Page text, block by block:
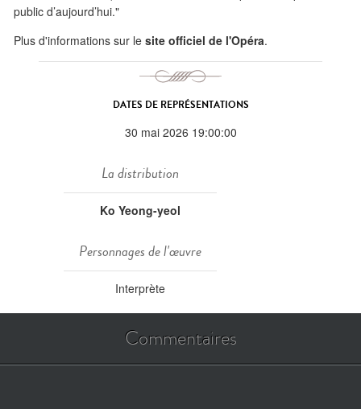
public d’aujourd’hui."
Plus d'informations sur le site officiel de l'Opéra.
DATES DE REPRÉSENTATIONS
30 mai 2026 19:00:00
La distribution
Ko Yeong-yeol
Personnages de l'œuvre
Interprète
Commentaires